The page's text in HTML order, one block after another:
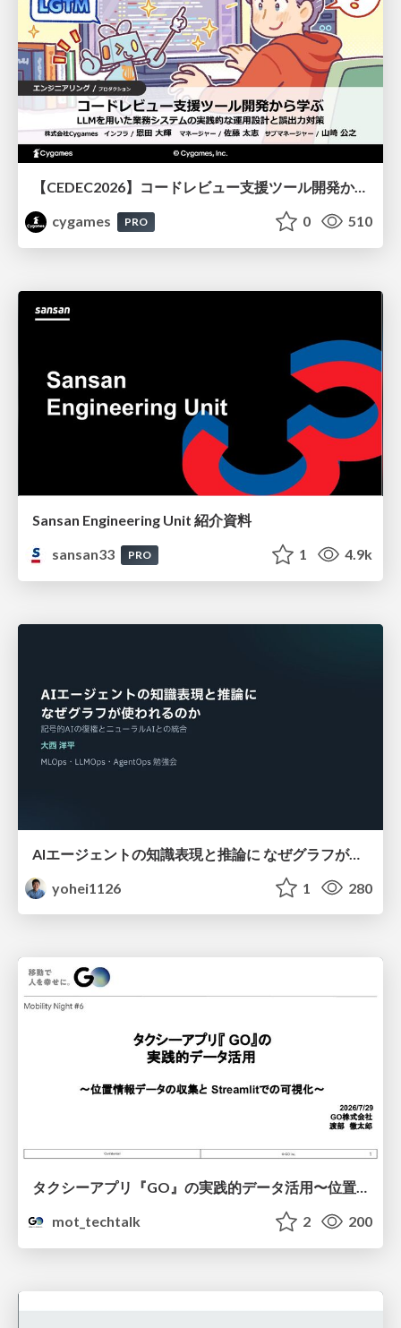
【CEDEC2026】コードレビュー支援ツール開発から学ぶ：LLMを用いた業務システムの実践的な運用設計と誤出力対策
cygames
PRO 0 510
Sansan Engineering Unit 紹介資料
sansan33
PRO 1 4.9k
AIエージェントの知識表現と推論に なぜグラフが使われるのか - 記号的AIの復権とニューラルAIとの統合
yohei1126
1 280
タクシーアプリ『GO』の実践的データ活用〜位置情報データの収集とStreamlitでの可視化〜
mot_techtalk
2 200